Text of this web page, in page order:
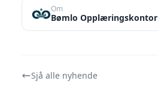
Om
Bømlo Opplæringskontor
Sjå alle nyhende